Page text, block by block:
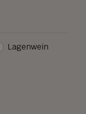
Lagenwein